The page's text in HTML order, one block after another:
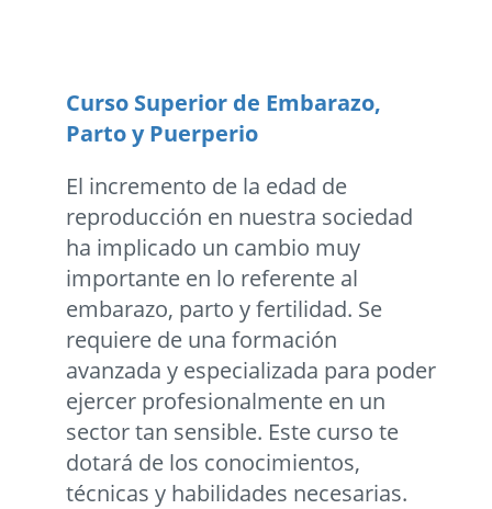
Curso Superior de Embarazo,
Parto y Puerperio
El incremento de la edad de
reproducción en nuestra sociedad
ha implicado un cambio muy
importante en lo referente al
embarazo, parto y fertilidad. Se
requiere de una formación
avanzada y especializada para poder
ejercer profesionalmente en un
sector tan sensible. Este curso te
dotará de los conocimientos,
técnicas y habilidades necesarias.